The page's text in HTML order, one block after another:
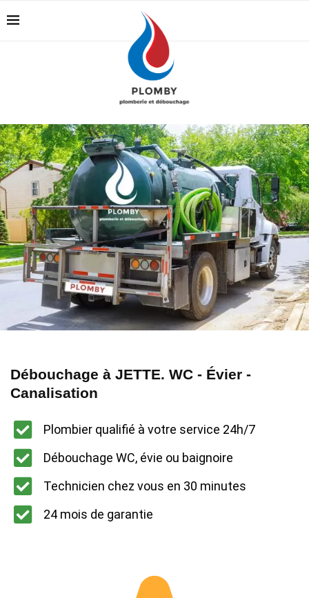
Débouchage à JETTE. WC - Évier -
Canalisation
Plombier qualifié à votre service 24h/7
Débouchage WC, évie ou baignoire
Technicien chez vous en 30 minutes
24 mois de garantie